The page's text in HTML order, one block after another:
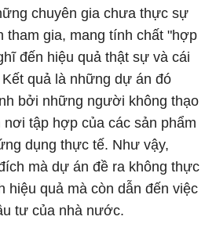
chuyên gia chưa thực sự
tham gia, mang tính chất "hợp
đến hiệu quả thật sự và cái
quả là những dự án đó
bởi những người không thạo
tập hợp của các sản phẩm
dụng thực tế. Như vậy,
mà dự án đề ra không thực
hiệu quả mà còn dẫn đến việc
tư của nhà nước.